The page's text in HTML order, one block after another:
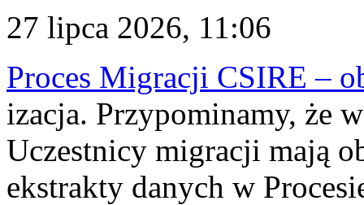
27 lipca 2026, 11:06
Proces Migracji CSIRE –
izacja. Przypominamy, że
Uczestnicy migracji mają
ekstrakty danych w